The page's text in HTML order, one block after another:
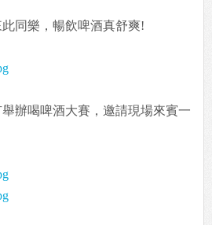
同樂，暢飲啤酒真舒爽!
辦喝啤酒大賽，邀請現場來賓一